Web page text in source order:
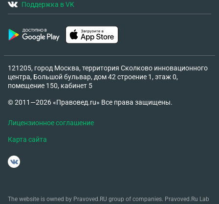
Поддержка в VK
121205, город Москва, территория Сколково инновационного
центра, Большой бульвар, дом 42 строение 1, этаж 0,
помещение 150, кабинет 5
© 2011—2026 «Правовед.ru» Все права защищены.
Лицензионное соглашение
Карта сайта
The website is owned by Pravoved.RU group of companies. Pravoved.Ru Lab